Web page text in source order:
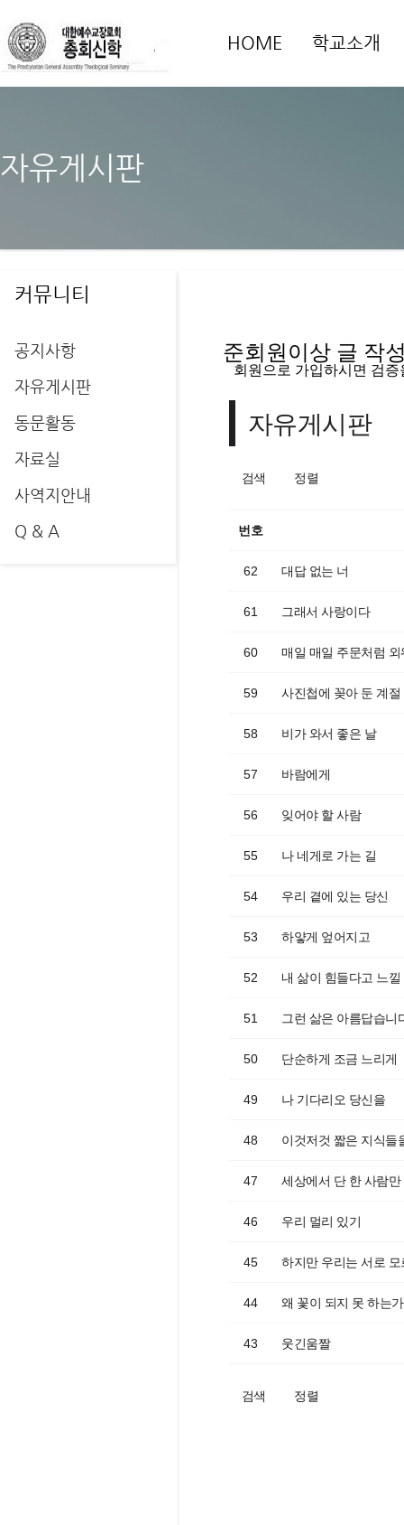
HOME 학교소개
자유게시판
커뮤니티
공지사항
자유게시판
동문활동
자료실
사역지안내
Q & A
준회원이상 글 작
회원으로 가입하시면 검
자유게시판
검색 정렬
번호
62 대답 없는 너
61 그래서 사랑이다
60 매일 매일 주문처럼
59 사진첩에 꽂아 둔 계절
58 비가 와서 좋은 날
57 바람에게
56 잊어야 할 사람
55 나 네게로 가는 길
54 우리 곁에 있는 당신
53 하얗게 엎어지고
52 내 삶이 힘들다고 느낄
51 그런 삶은 아름답습니
50 단순하게 조금 느리게
49 나 기다리오 당신을
48 이것저것 짧은 지식들
47 세상에서 단 한 사람
46 우리 멀리 있기
45 하지만 우리는 서로
44 왜 꽃이 되지 못 하는가
43 웃긴움짤
검색 정렬